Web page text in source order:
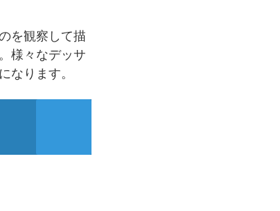
を観察して描
様々なデッサ
なります。